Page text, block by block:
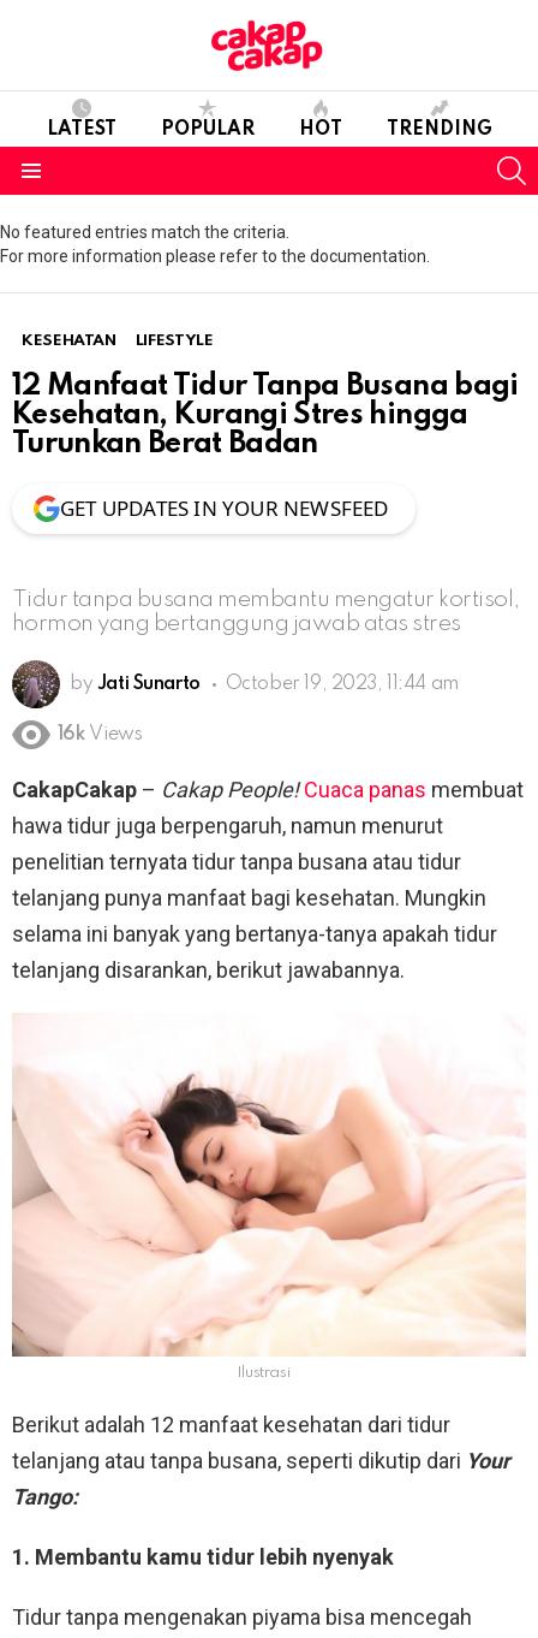
LATEST POPULAR HOT TRENDING
No featured entries match the criteria.
For more information please refer to the documentation.
KESEHATAN LIFESTYLE
12 Manfaat Tidur Tanpa Busana bagi
Kesehatan, Kurangi Stres hingga
Turunkan Berat Badan
GET UPDATES IN YOUR NEWSFEED
Tidur tanpa busana membantu mengatur kortisol,
hormon yang bertanggung jawab atas stres
by Jati Sunarto October 19, 2023, 11:44 am
16k Views
CakapCakap – Cakap People! Cuaca panas membuat
hawa tidur juga berpengaruh, namun menurut
penelitian ternyata tidur tanpa busana atau tidur
telanjang punya manfaat bagi kesehatan. Mungkin
selama ini banyak yang bertanya-tanya apakah tidur
telanjang disarankan, berikut jawabannya.
Ilustrasi
Berikut adalah 12 manfaat kesehatan dari tidur
telanjang atau tanpa busana, seperti dikutip dari Your
Tango:
1. Membantu kamu tidur lebih nyenyak
Tidur tanpa mengenakan piyama bisa mencegah